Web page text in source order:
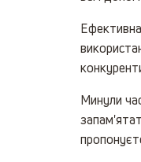
Минули